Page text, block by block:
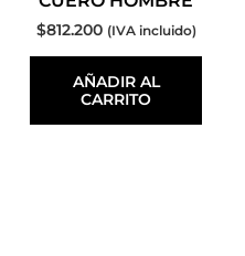
$812.200 (IVA incluido)
AÑADIR AL
CARRITO